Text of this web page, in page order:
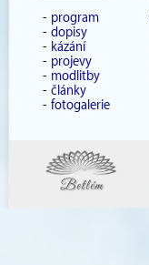
- program
- dopisy
- kázání
- projevy
- modlitby
- články
- fotogalerie